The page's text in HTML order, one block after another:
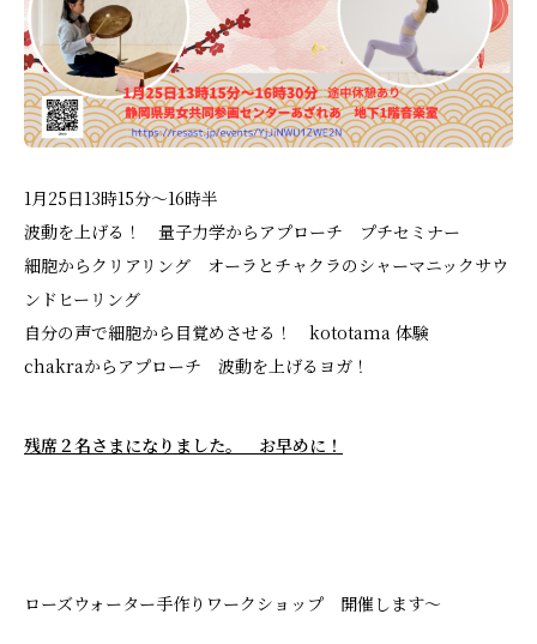
1月25日13時15分〜16時半
波動を上げる！ 量子力学からアプローチ プチセミナー
細胞からクリアリング オーラとチャクラのシャーマニックサウ
ンドヒーリング
自分の声で細胞から目覚めさせる！ kototama 体験
chakraからアプローチ 波動を上げるヨガ！
残席２名さまになりました。 お早めに！
ローズウォーター手作りワークショップ 開催します〜